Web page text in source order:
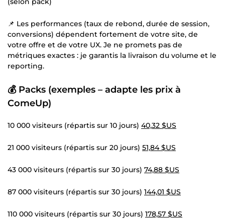
📌 Les performances (taux de rebond, durée de session,
conversions) dépendent fortement de votre site, de
votre offre et de votre UX. Je ne promets pas de
métriques exactes : je garantis la livraison du volume et le
reporting.
💰 Packs (exemples – adapte les prix à
ComeUp)
10 000 visiteurs (répartis sur 10 jours) 40,32 $US
21 000 visiteurs (répartis sur 20 jours) 51,84 $US
43 000 visiteurs (répartis sur 30 jours) 74,88 $US
87 000 visiteurs (répartis sur 30 jours) 144,01 $US
110 000 visiteurs (répartis sur 30 jours) 178,57 $US